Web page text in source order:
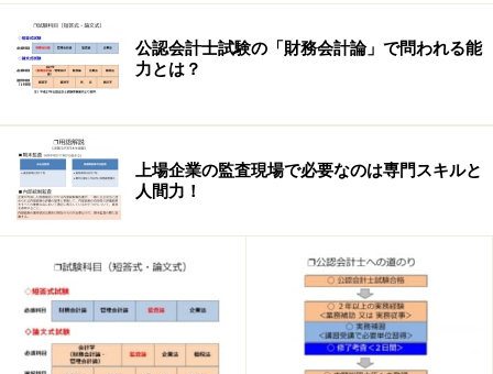
2回まで受験できる。）
短答式試験では、知識を体系的に理解しているか？が評
それに対して論文式試験では、思考力、判断力、応用能
力、記述力があるか？が評価されます。
次のページでは、試験科目の分野及び範囲について解説
します！
※記事内容は執筆時点のものです。最新の内容をご確認くださ
い。
公認会計士試験の「財務会計論」で問われる能
力とは？
上場企業の監査現場で必要なのは専門スキルと
人間力！